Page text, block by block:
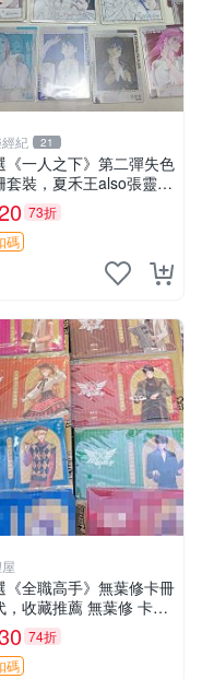
紀 21
《一人之下》第二彈失色
套裝，夏禾王also張靈玉
球諸葛青余貨推薦 失色
張楚嵐 王也
73折
碼
《全職高手》無葉修卡冊
，收藏推薦 無葉修 卡冊
高手74折
碼